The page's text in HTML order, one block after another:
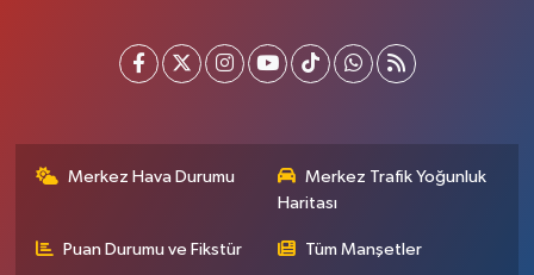
Merkez Hava Durumu
Merkez Trafik Yoğunluk
Haritası
Puan Durumu ve Fikstür Tüm Manşetler